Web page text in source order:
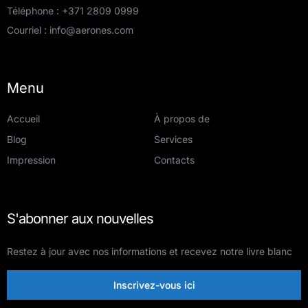
Téléphone : +371 2809 0999
Courriel : info@aerones.com
Menu
Accueil
À propos de
Blog
Services
Impression
Contacts
S'abonner aux nouvelles
Restez à jour avec nos informations et recevez notre livre blanc
Inscrivez-vous ici